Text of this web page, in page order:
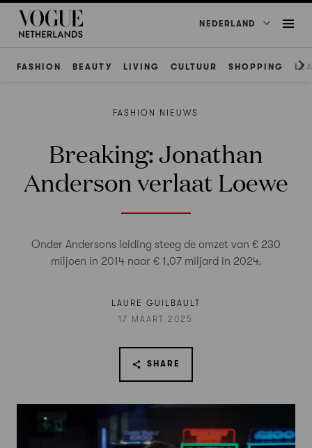
NEDERLAND
FASHION BEAUTY LIVING CULTUUR SHOPPING
FASHION NIEUWS
Breaking: Jonathan
Anderson verlaat Loewe
Onder Andersons leiding steeg de omzet van € 230
miljoen in 2014 naar € 1,07 miljard in 2024.
LAURE GUILBAULT
17 MAART 2025
SHARE